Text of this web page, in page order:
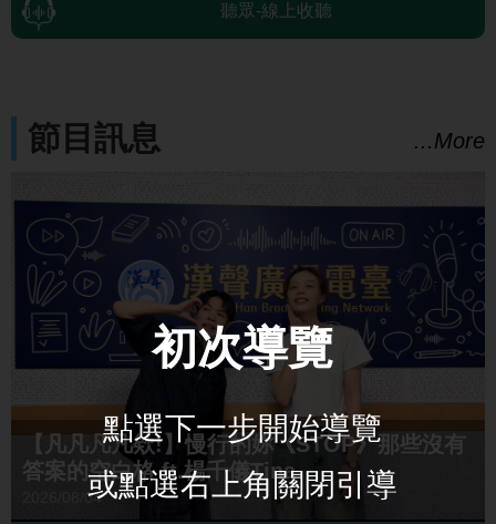
聽眾-線上收聽
節目訊息 ...More
【凡凡凡凡欸!】慢行的妳《STOP》那些沒有
答案的空白格 ft.楊千儀Tina
2026/08/04
初次導覽
點選下一步開始導覽
或點選右上角關閉引導